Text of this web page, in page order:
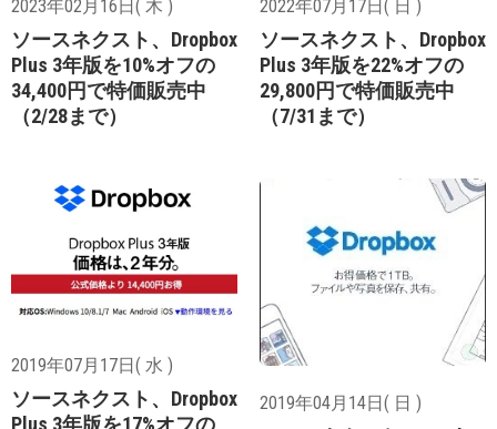
2023年02月16日( 木 )
ソースネクスト、Dropbox
Plus 3年版を10%オフの
34,400円で特価販売中
（2/28まで）
2022年07月17日( 日 )
ソースネクスト、Dropbox
Plus 3年版を22%オフの
29,800円で特価販売中
（7/31まで）
2019年07月17日( 水 )
ソースネクスト、Dropbox
Plus 3年版を17%オフの
2019年04月14日( 日 )